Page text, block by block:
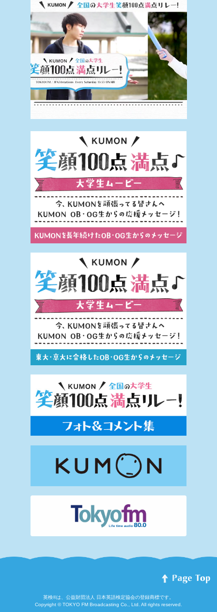
英検®は、公益財団法人 日本英語検定協会の登録商標です。
Copyright © TOKYO FM Broadcasting Co., Ltd. All rights reserved.